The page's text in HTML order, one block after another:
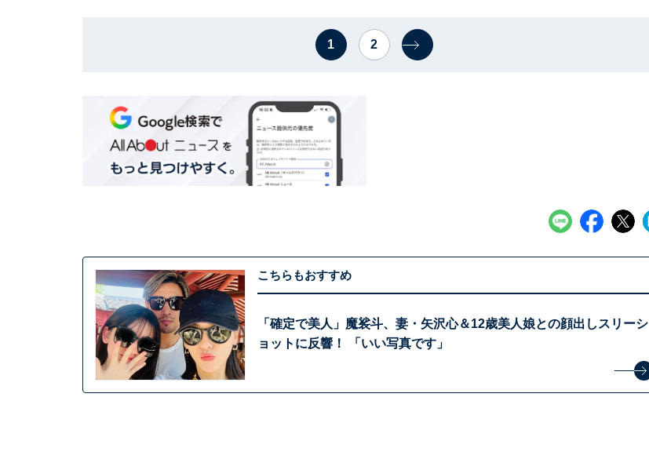
1 2
こちらもおすすめ
「確定で美人」魔裟斗、妻・矢沢心＆12歳美人娘との顔出しスリーシ
ョットに反響！ 「いい写真です」